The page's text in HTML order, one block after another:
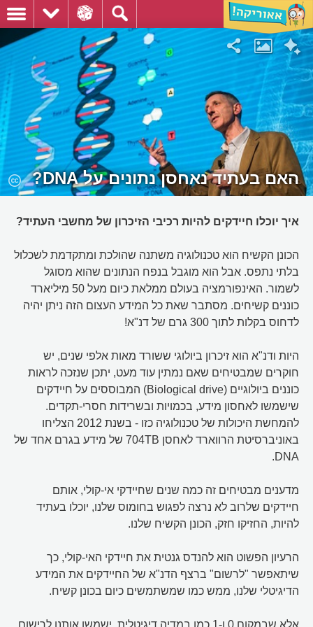
האם בעתיד נאחסן נתונים על DNA?
איך יוכלו חיידקים להיות רכיבי הזיכרון של מחשבי העתיד?
הכונן הקשיח הוא טכנולוגיה משתנה שהולכת ומתקדמת לשכלול
בלתי נתפס. אבל הוא מוגבל בנפח הנתונים שהוא מסוגל
לשמור. האינפורמציה בעולם ממלאת כיום מעל 50 מיליארד
כוננים קשיחים. מסתבר שאת כל המידע העצום הזה ניתן יהיה
לדחוס בקלות לתוך 300 גרם של דנ"א!
היות ודנ"א הוא זיכרון ביולוגי ששורד מאות אלפי שנים, יש
חוקרים שמבטיחים שאם נמתין עוד מעט, יתכן שנזכה לראות
כוננים ביולוגיים (Biological drive) המבוססים על חיידקים
שישמשו לאחסון מידע, בכמויות ובשרידות חסרי-תקדים.
להמחשת היכולות של טכנולוגיה כזו - בשנת 2012 הצליחו
באוניברסיטת הרווארד לאחסן 704TB של מידע בגרם אחד של
DNA.
מדענים מבטיחים זה כמה שנים שחיידקי אי-קולי, אותם
חיידקים שלרוב לא נרצה לפגוש בחומוס שלנו, יוכלו בעתיד
להיות, החזיקו חזק, הכונן הקשיח שלנו.
הרעיון הפשוט הוא להנדס גנטית את חיידקי האי-קולי, כך
שיתאפשר "לרשום" ברצף הדנ"א של החיידקים את המידע
הדיגיטלי שלנו, ממש כמו שמשתמשים כיום בכונן קשיח.
אלא שבמקום 0 ו-1 כמו במדיה דיגיטלית, ישמשו אותנו לרישום